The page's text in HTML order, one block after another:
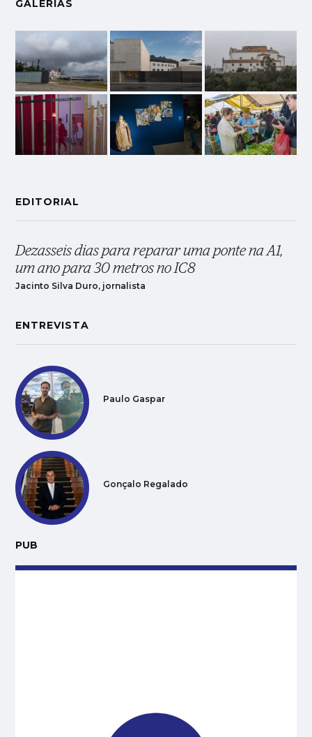
GALERIAS
EDITORIAL
Dezasseis dias para reparar uma ponte na A1,
um ano para 30 metros no IC8
Jacinto Silva Duro, jornalista
ENTREVISTA
Paulo Gaspar
Gonçalo Regalado
PUB